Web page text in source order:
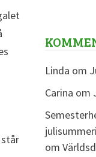
Linda om
Carina om
om